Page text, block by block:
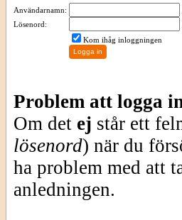
Användarnamn:
Lösenord:
Kom ihåg inloggningen
Problem att logga
Om det ej står ett
lösenord) när du
ha problem med att
anledningen.